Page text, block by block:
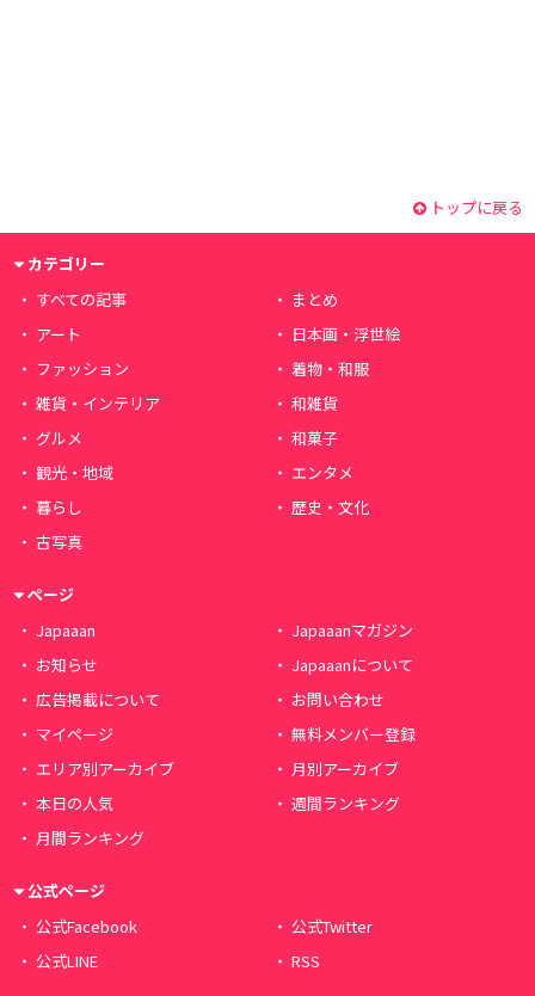
トップに戻る
カテゴリー
すべての記事
まとめ
アート
日本画・浮世絵
ファッション
着物・和服
雑貨・インテリア
和雑貨
グルメ
和菓子
観光・地域
エンタメ
暮らし
歴史・文化
古写真
ページ
Japaaan
Japaaanマガジン
お知らせ
Japaaanについて
広告掲載について
お問い合わせ
マイページ
無料メンバー登録
エリア別アーカイブ
月別アーカイブ
本日の人気
週間ランキング
月間ランキング
公式ページ
公式Facebook
公式Twitter
公式LINE
RSS